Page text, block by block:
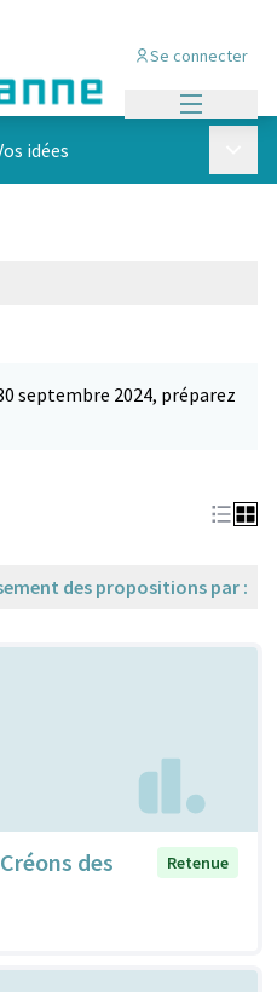
Se connecter
idées
septembre 2024, préparez
des propositions par :
des
Retenue